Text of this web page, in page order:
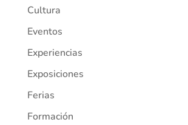
Cultura
Eventos
Experiencias
Exposiciones
Ferias
Formación